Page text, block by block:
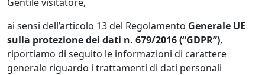
ai sensi dell’articolo 13 del Regolamento Generale UE
sulla protezione dei dati n. 679/2016 (“GDPR”),
riportiamo di seguito le informazioni di carattere
generale riguardo i trattamenti di dati personali